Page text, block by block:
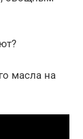
масла на